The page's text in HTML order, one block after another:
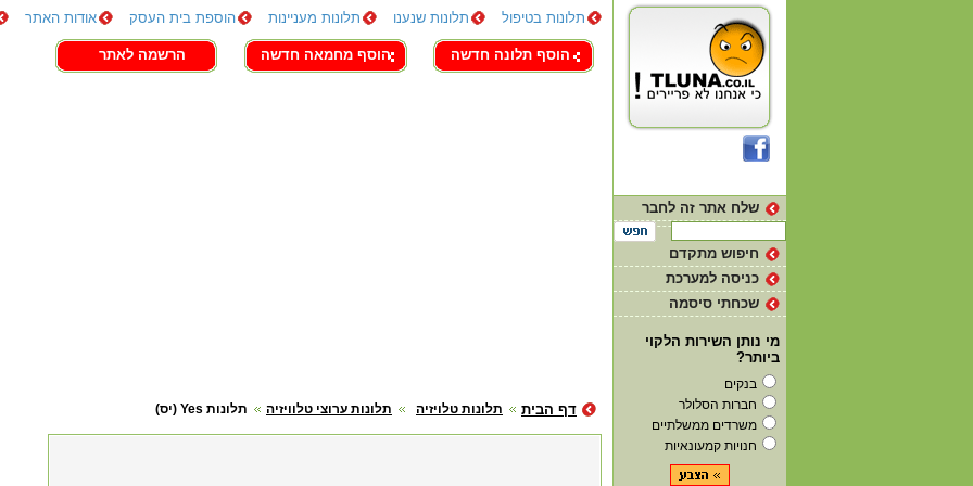
תלונות בטיפול תלונות שנענו תלונות מעניינות הוספת בית העסק אודות האתר
צור קשר
הוסף תלונה חדשה הוסף מחמאה חדשה הרשמה לאתר
תלונות Yes (יס) תלונות ערוצי טלוויזיה תלונות טלויזיה דף הבית
שלח אתר זה לחבר
חיפוש מתקדם
כניסה למערכת
שכחתי סיסמה
מי נותן השירות הלקוי
ביותר?
בנקים
חברות הסלולר
משרדים ממשלתיים
חנויות קמעונאיות